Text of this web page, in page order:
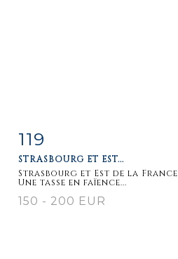
119
STRASBOURG ET EST...
Strasbourg et Est de la France
Une tasse en faïence...
150 - 200 EUR